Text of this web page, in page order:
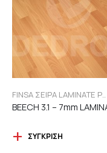
ΣΎΓΚΡΙΣΗ